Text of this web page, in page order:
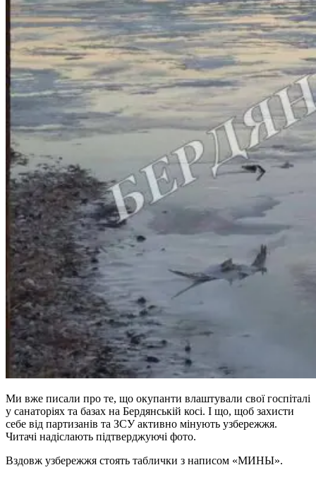
Ми вже писали про те, що окупанти влаштували свої госпіталі
у санаторіях та базах на Бердянській косі. І що, щоб захисти
себе від партизанів та ЗСУ активно мінують узбережжя.
Читачі надіслають підтверджуючі фото.
Вздовж узбережжя стоять таблички з написом «МИНЫ».